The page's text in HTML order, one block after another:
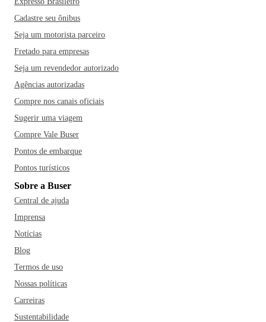
Cadastre seu ônibus
Seja um motorista parceiro
Fretado para empresas
Seja um revendedor autorizado
Agências autorizadas
Compre nos canais oficiais
Sugerir uma viagem
Compre Vale Buser
Pontos de embarque
Pontos turísticos
Sobre a Buser
Central de ajuda
Imprensa
Notícias
Blog
Termos de uso
Nossas políticas
Carreiras
Sustentabilidade